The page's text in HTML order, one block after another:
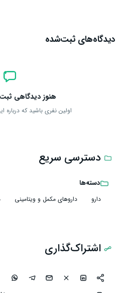
دیدگاه‌های ثبت‌شده
هنوز دیدگاهی
اولین نفری باشید که
دسترسی سریع
دسته‌ها
دارو داروهای مکمل و ویتامینی
اشتراک‌گذاری